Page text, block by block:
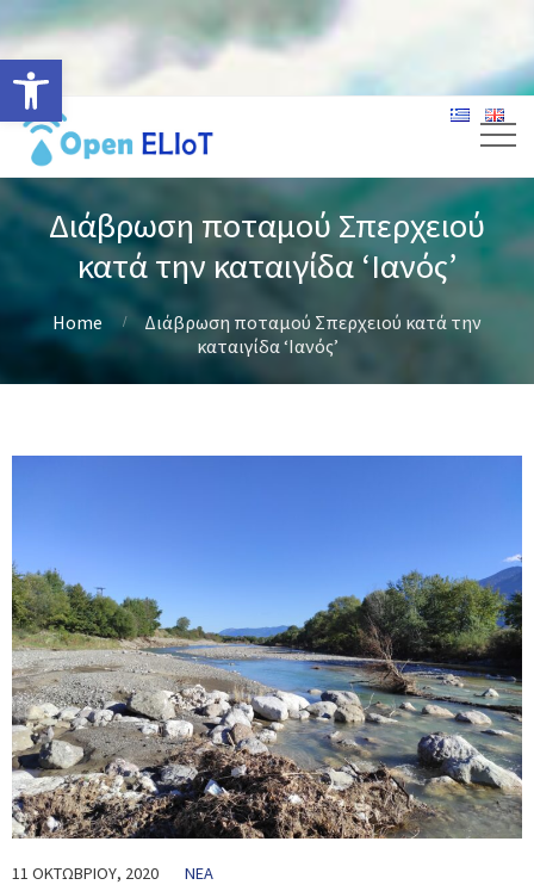
Ανοίξτε τη γραμμή εργαλείων
Διάβρωση ποταμού Σπερχειού
κατά την καταιγίδα ‘Ιανός’
Home
Διάβρωση ποταμού Σπερχειού κατά την
καταιγίδα ‘Ιανός’
11 ΟΚΤΩΒΡΊΟΥ, 2020 ΝΈΑ